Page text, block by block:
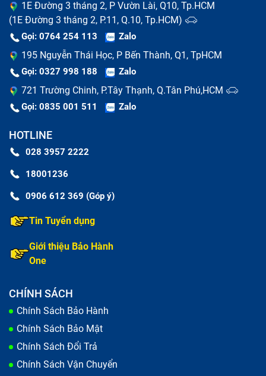
1E Đường 3 tháng 2, P Vườn Lài, Q10, Tp.HCM
(1E Đường 3 tháng 2, P.11, Q.10, Tp.HCM)
Gọi: 0764 254 113 Zalo
195 Nguyễn Thái Học, P Bến Thành, Q1, TpHCM
Gọi: 0327 998 188 Zalo
721 Trường Chinh, P.Tây Thạnh, Q.Tân Phú,HCM
Gọi: 0835 001 511 Zalo
HOTLINE
028 3957 2222
18001236
0906 612 369 (Góp ý)
Tin Tuyển dụng
Giới thiệu Bảo Hành
One
CHÍNH SÁCH
Chính Sách Bảo Hành
Chính Sách Bảo Mật
Chính Sách Đổi Trả
Chính Sách Vận Chuyển